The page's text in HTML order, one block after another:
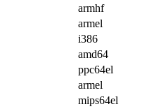
armhf
armel
i386
amd64
ppc64el
armel
mips64el